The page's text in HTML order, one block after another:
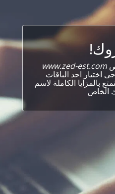
www.zed-est.com
اختيار احد الباقات
بالمزايا الكاملة لاسم
الخاص